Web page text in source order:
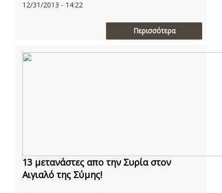
12/31/2013 - 14:22
Περισσότερα
13 μετανάστες απο την Συρία στον
Αιγιαλό της Σύμης!